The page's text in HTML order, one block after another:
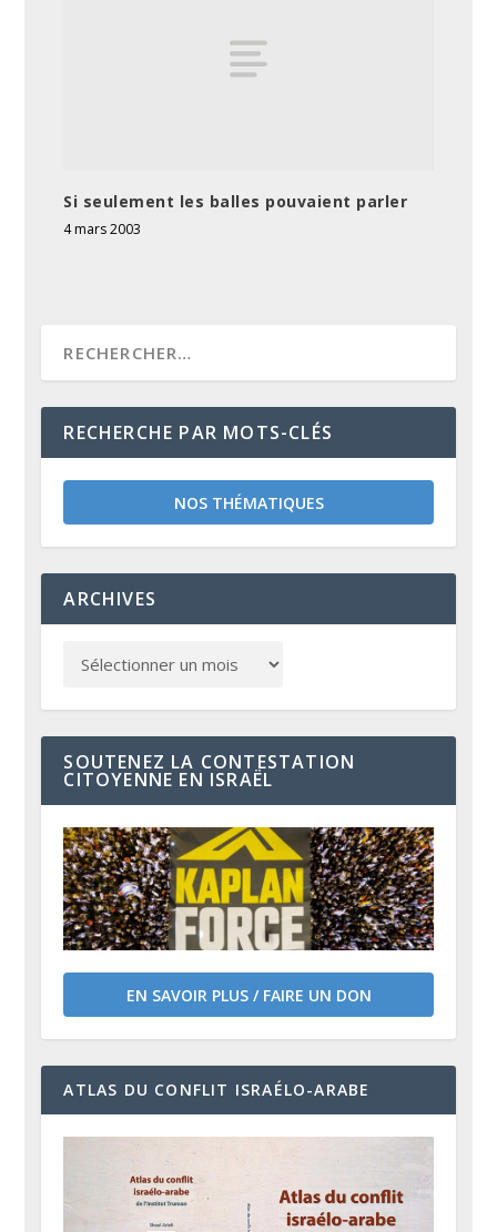
Si seulement les balles pouvaient parler
4 mars 2003
RECHERCHE PAR MOTS-CLÉS
NOS THÉMATIQUES
ARCHIVES
SOUTENEZ LA CONTESTATION
CITOYENNE EN ISRAËL
EN SAVOIR PLUS / FAIRE UN DON
ATLAS DU CONFLIT ISRAÉLO-ARABE